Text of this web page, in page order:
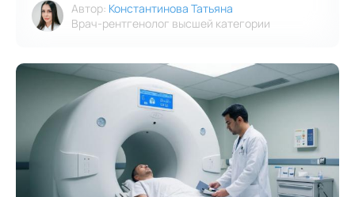
Автор: Константинова Татьяна
Врач-рентгенолог высшей категории